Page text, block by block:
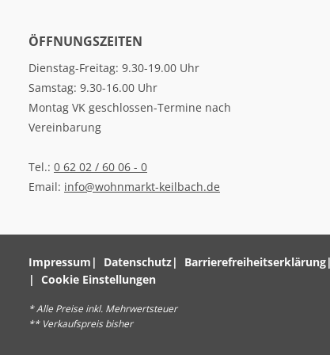
ÖFFNUNGSZEITEN
Dienstag-Freitag: 9.30-19.00 Uhr
Samstag: 9.30-16.00 Uhr
Montag VK geschlossen-Termine nach
Vereinbarung
Tel.: 0 62 02 / 60 06 - 0
Email: info@wohnmarkt-keilbach.de
Impressum Datenschutz Barrierefreiheitserklärung
Cookie Einstellungen
* Alle Preise inkl. Mehrwertsteuer
** Verkaufspreis bisher